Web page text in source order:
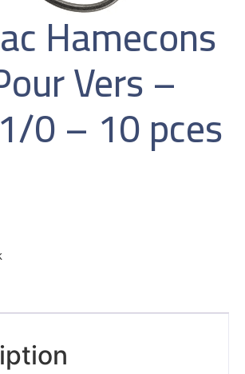
Hamecons
Vers –
0 – 10 pces